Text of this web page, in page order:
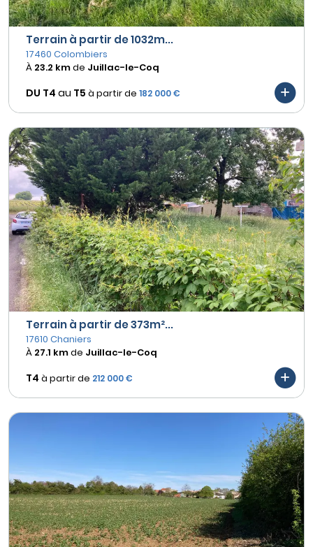
Terrain à partir de 1032m...
17460 Colombiers
À 23.2 kmde Juillac-le-Coq
DU T4 au T5 à partir de 182 000 €
Terrain à partir de 373m²...
17610 Chaniers
À 27.1 kmde Juillac-le-Coq
T4 à partir de 212 000 €